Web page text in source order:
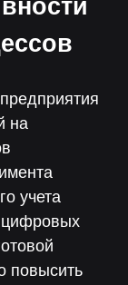
на
учета
цифровых
повысить